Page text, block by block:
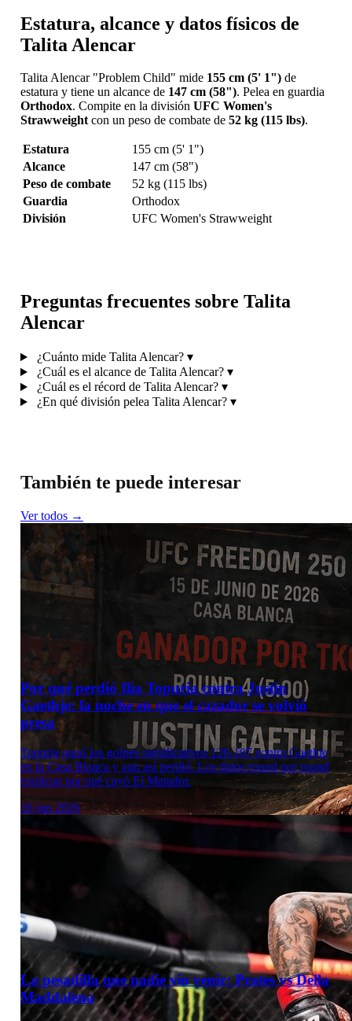
Estatura, alcance y datos físicos de
Talita Alencar
Talita Alencar "Problem Child" mide 155 cm (5' 1")de
estatura y tiene un alcance de 147 cm (58"). Pelea en guardia
Orthodox. Compite en la división UFC Women's
Strawweightcon un peso de combate de 52 kg (115 lbs).
Estatura
155 cm (5' 1")
Alcance
147 cm (58")
Peso de combate
52 kg (115 lbs)
Guardia
Orthodox
División
UFC Women's Strawweight
Preguntas frecuentes sobre Talita
Alencar
¿Cuánto mide Talita Alencar? ▾
¿Cuál es el alcance de Talita Alencar? ▾
¿Cuál es el récord de Talita Alencar? ▾
¿En qué división pelea Talita Alencar? ▾
También te puede interesar
Ver todos →
Por qué perdió Ilia Topuria contra Justin
Gaethje: la noche en que el cazador se volvió
presa
Topuria ganó los golpes significativos 126-107 contra Gaethje
en la Casa Blanca y aun así perdió. Los datos round por round
explican por qué cayó El Matador.
16 jun 2026
La pesadilla que nadie vio venir: Prates vs Della
Maddalena